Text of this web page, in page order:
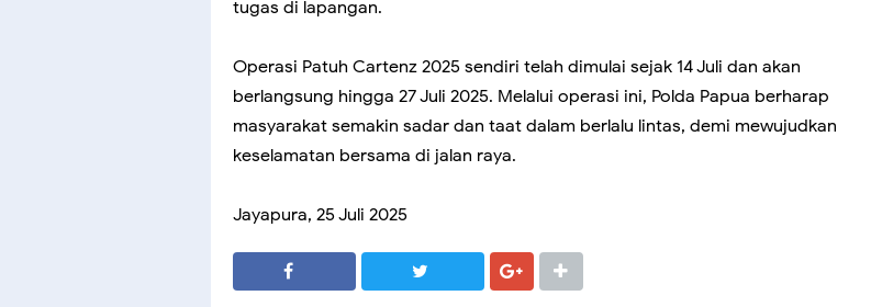
tugas di lapangan.
Operasi Patuh Cartenz 2025 sendiri telah dimulai sejak 14 Juli dan akan
berlangsung hingga 27 Juli 2025. Melalui operasi ini, Polda Papua berharap
masyarakat semakin sadar dan taat dalam berlalu lintas, demi mewujudkan
keselamatan bersama di jalan raya.
Jayapura, 25 Juli 2025